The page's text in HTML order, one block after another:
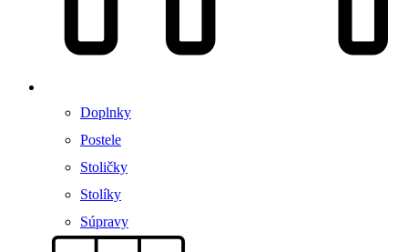
Doplnky
Postele
Stoličky
Stolíky
Súpravy